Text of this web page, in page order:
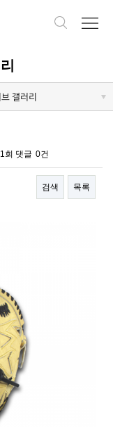
갤러리
회 댓글 0건
검색 목록